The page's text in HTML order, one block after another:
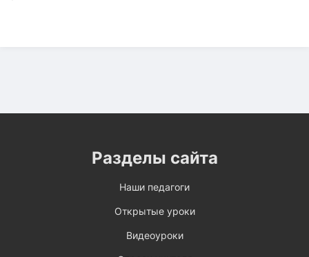
Разделы сайта
Наши педагоги
Открытые уроки
Видеоуроки